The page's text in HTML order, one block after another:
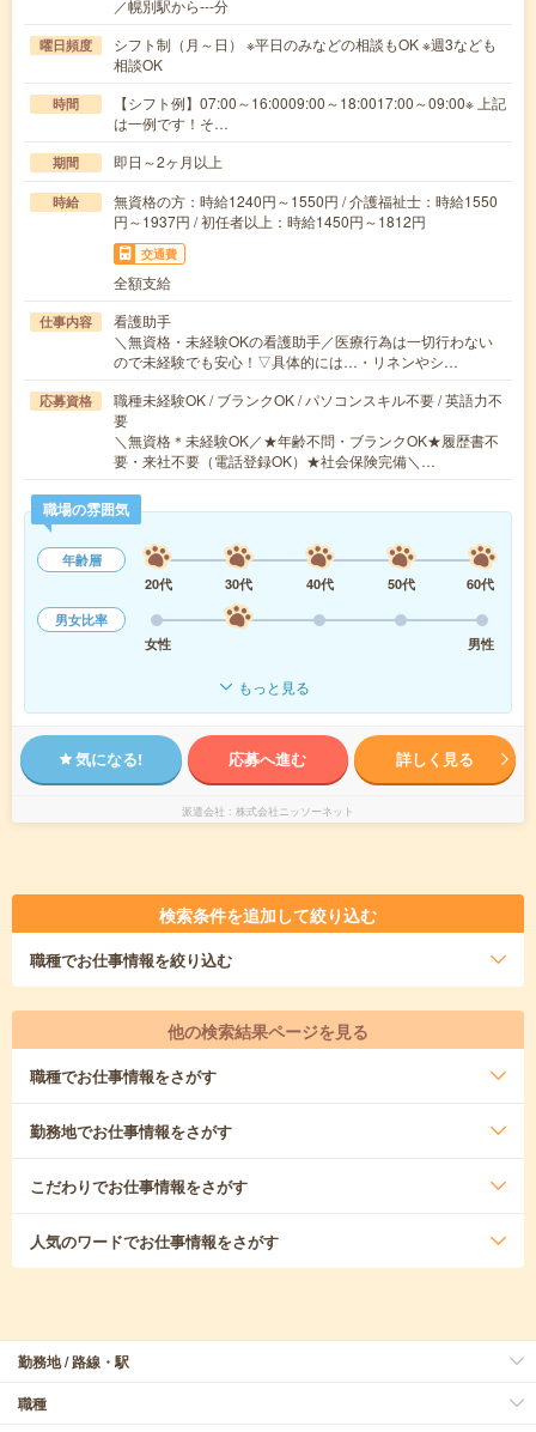
／幌別駅から---分
曜日頻度
シフト制（月～日） ※平日のみなどの相談もOK ※週3なども
相談OK
時間
【シフト例】07:00～16:0009:00～18:0017:00～09:00※ 上記
は一例です！そ…
期間 即日～2ヶ月以上
時給
無資格の方：時給1240円～1550円 / 介護福祉士：時給1550
円～1937円 / 初任者以上：時給1450円～1812円
交通費
全額支給
仕事内容
看護助手
＼無資格・未経験OKの看護助手／医療行為は一切行わない
ので未経験でも安心！▽具体的には…・リネンやシ…
応募資格
職種未経験OK / ブランクOK / パソコンスキル不要 / 英語力不
要
＼無資格＊未経験OK／★年齢不問・ブランクOK★履歴書不
要・来社不要（電話登録OK）★社会保険完備＼…
職場の雰囲気
年齢層
20代
30代 40代 50代
60代
男女比率
女性
男性
もっと見る
気になる! 応募へ進む 詳しく見る
派遣会社 株式会社ニッソーネット
検索条件を追加して絞り込む
職種でお仕事情報を絞り込む
他の検索結果ページを見る
職種でお仕事情報をさがす
勤務地でお仕事情報をさがす
こだわりでお仕事情報をさがす
人気のワードでお仕事情報をさがす
勤務地 / 路線・駅
職種